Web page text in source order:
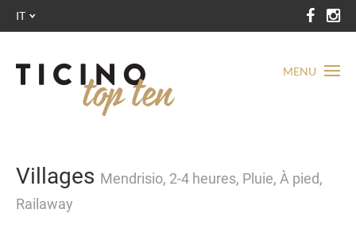
MENU
IT
Villages Mendrisio, 2-4 heures, Pluie, À pied,
Railaway